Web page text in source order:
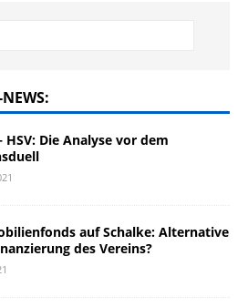
HSV: Die Analyse vor dem
auf Schalke: Alternative
des Vereins?